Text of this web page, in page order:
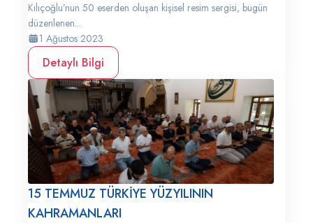
Kılıçoğlu’nun 50 eserden oluşan kişisel resim sergisi, bugün
düzenlenen...
1 Ağustos 2023
Detaylı Bilgi
15 TEMMUZ TÜRKİYE YÜZYILININ
KAHRAMANLARI